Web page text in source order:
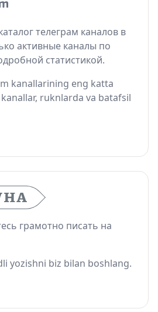
телеграм каналов в
активные каналы по
статистикой.
kanallarining eng katta
ruknlarda va batafsil
грамотно писать на
yozishni biz bilan boshlang.